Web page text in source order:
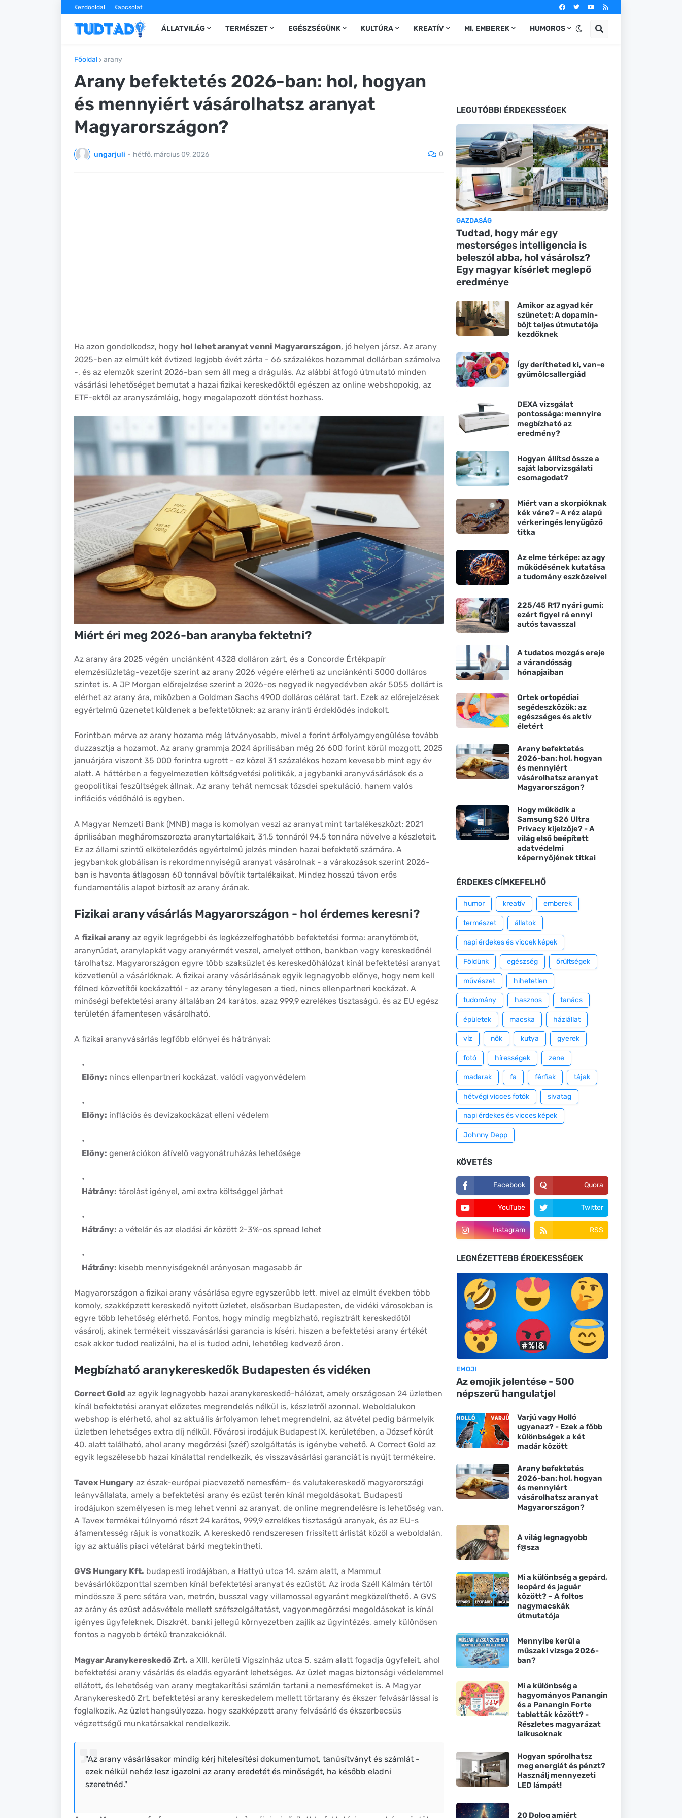
Kezdőoldal Kapcsolat
ÁLLATVILÁG TERMÉSZET EGÉSZSÉGÜNK KULTÚRA KREATÍV MI, EMBEREK HUMOROS
Főoldal arany
Arany befektetés 2026-ban: hol, hogyan
és mennyiért vásárolhatsz aranyat
Magyarországon?
ungarjuli - hétfő, március 09, 2026 0
Ha azon gondolkodsz, hogy hol lehet aranyat venni Magyarországon, jó helyen jársz. Az arany
2025-ben az elmúlt két évtized legjobb évét zárta - 66 százalékos hozammal dollárban számolva
-, és az elemzők szerint 2026-ban sem áll meg a drágulás. Az alábbi átfogó útmutató minden
vásárlási lehetőséget bemutat a hazai fizikai kereskedőktől egészen az online webshopokig, az
ETF-ektől az aranyszámláig, hogy megalapozott döntést hozhass.
Miért éri meg 2026-ban aranyba fektetni?
Az arany ára 2025 végén unciánként 4328 dolláron zárt, és a Concorde Értékpapír
elemzésiüzletág-vezetője szerint az arany 2026 végére elérheti az unciánkénti 5000 dolláros
szintet is. A JP Morgan előrejelzése szerint a 2026-os negyedik negyedévben akár 5055 dollárt is
elérhet az arany ára, miközben a Goldman Sachs 4900 dolláros célárat tart. Ezek az előrejelzések
egyértelmű üzenetet küldenek a befektetőknek: az arany iránti érdeklődés indokolt.
Forintban mérve az arany hozama még látványosabb, mivel a forint árfolyamgyengülése tovább
duzzasztja a hozamot. Az arany grammja 2024 áprilisában még 26 600 forint körül mozgott, 2025
januárjára viszont 35 000 forintra ugrott - ez közel 31 százalékos hozam kevesebb mint egy év
alatt. A háttérben a fegyelmezetlen költségvetési politikák, a jegybanki aranyvásárlások és a
geopolitikai feszültségek állnak. Az arany tehát nemcsak tőzsdei spekuláció, hanem valós
inflációs védőháló is egyben.
A Magyar Nemzeti Bank (MNB) maga is komolyan veszi az aranyat mint tartalékeszközt: 2021
áprilisában megháromszorozta aranytartalékait, 31,5 tonnáról 94,5 tonnára növelve a készleteit.
Ez az állami szintű elköteleződés egyértelmű jelzés minden hazai befektető számára. A
jegybankok globálisan is rekordmennyiségű aranyat vásárolnak - a várakozások szerint 2026-
ban is havonta átlagosan 60 tonnával bővítik tartalékaikat. Mindez hosszú távon erős
fundamentális alapot biztosít az arany árának.
Fizikai arany vásárlás Magyarországon - hol érdemes keresni?
A fizikai arany az egyik legrégebbi és legkézzelfoghatóbb befektetési forma: aranytömböt,
aranyrúdat, aranylapkát vagy aranyérmét veszel, amelyet otthon, bankban vagy kereskedőnél
tárolhatsz. Magyarországon egyre több szaksüzlet és kereskedőhálózat kínál befektetési aranyat
közvetlenül a vásárlóknak. A fizikai arany vásárlásának egyik legnagyobb előnye, hogy nem kell
félned közvetítői kockázattól - az arany ténylegesen a tied, nincs ellenpartneri kockázat. A
minőségi befektetési arany általában 24 karátos, azaz 999,9 ezrelékes tisztaságú, és az EU egész
területén áfamentesen vásárolható.
A fizikai aranyvásárlás legfőbb előnyei és hátrányai:
Előny: nincs ellenpartneri kockázat, valódi vagyonvédelem
Előny: inflációs és devizakockázat elleni védelem
Előny: generációkon átívelő vagyonátruházás lehetősége
Hátrány: tárolást igényel, ami extra költséggel járhat
Hátrány: a vételár és az eladási ár között 2-3%-os spread lehet
Hátrány: kisebb mennyiségeknél arányosan magasabb ár
Magyarországon a fizikai arany vásárlása egyre egyszerűbb lett, mivel az elmúlt években több
komoly, szakképzett kereskedő nyitott üzletet, elsősorban Budapesten, de vidéki városokban is
egyre több lehetőség elérhető. Fontos, hogy mindig megbízható, regisztrált kereskedőtől
vásárolj, akinek termékeit visszavásárlási garancia is kíséri, hiszen a befektetési arany értékét
csak akkor tudod realizálni, ha el is tudod adni, lehetőleg kedvező áron.
Megbízható aranykereskedők Budapesten és vidéken
Correct Gold az egyik legnagyobb hazai aranykereskedő-hálózat, amely országosan 24 üzletben
kínál befektetési aranyat előzetes megrendelés nélkül is, készletről azonnal. Weboldalukon
webshop is elérhető, ahol az aktuális árfolyamon lehet megrendelni, az átvétel pedig bármelyik
üzletben lehetséges extra díj nélkül. Fővárosi irodájuk Budapest IX. kerületében, a József körút
40. alatt található, ahol arany megőrzési (széf) szolgáltatás is igénybe vehető. A Correct Gold az
egyik legszélesebb hazai kínálattal rendelkezik, és visszavásárlási garanciát is nyújt termékeire.
Tavex Hungary az észak-európai piacvezető nemesfém- és valutakereskedő magyarországi
leányvállalata, amely a befektetési arany és ezüst terén kínál megoldásokat. Budapesti
irodájukon személyesen is meg lehet venni az aranyat, de online megrendelésre is lehetőség van.
A Tavex termékei túlnyomó részt 24 karátos, 999,9 ezrelékes tisztaságú aranyak, és az EU-s
áfamentesség rájuk is vonatkozik. A kereskedő rendszeresen frissített árlistát közöl a weboldalán,
így az aktuális piaci vételárat bárki megtekintheti.
GVS Hungary Kft. budapesti irodájában, a Hattyú utca 14. szám alatt, a Mammut
bevásárlóközponttal szemben kínál befektetési aranyat és ezüstöt. Az iroda Széll Kálmán tértől
mindössze 3 perc sétára van, metrón, busszal vagy villamossal egyaránt megközelíthető. A GVS
az arány és ezüst adásvétele mellett széfszolgáltatást, vagyonmegőrzési megoldásokat is kínál
igényes ügyfeleknek. Diszkrét, banki jellegű környezetben zajlik az ügyintézés, amely különösen
fontos a nagyobb értékű tranzakcióknál.
Magyar Aranykereskedő Zrt. a XIII. kerületi Vígszínház utca 5. szám alatt fogadja ügyfeleit, ahol
befektetési arany vásárlás és eladás egyaránt lehetséges. Az üzlet magas biztonsági védelemmel
ellátott, és lehetőség van arany megtakarítási számlán tartani a nemesfémeket is. A Magyar
Aranykereskedő Zrt. befektetési arany kereskedelem mellett törtarany és ékszer felvásárlással is
foglalkozik. Az üzlet hangsúlyozza, hogy szakképzett arany felvásárló és ékszerbecsüs
végzettségű munkatársakkal rendelkezik.
"Az arany vásárlásakor mindig kérj hitelesítési dokumentumot, tanúsítványt és számlát -
ezek nélkül nehéz lesz igazolni az arany eredetét és minőségét, ha később eladni
szeretnéd."
LEGUTÓBBI ÉRDEKESSÉGEK
GAZDASÁG
Tudtad, hogy már egy
mesterséges intelligencia is
beleszól abba, hol vásárolsz?
Egy magyar kísérlet meglepő
eredménye
Amikor az agyad kér
szünetet: A dopamin-
böjt teljes útmutatója
kezdőknek
Így derítheted ki, van-e
gyümölcsallergiád
DEXA vizsgálat
pontossága: mennyire
megbízható az
eredmény?
Hogyan állítsd össze a
saját laborvizsgálati
csomagodat?
Miért van a skorpióknak
kék vére? - A réz alapú
vérkeringés lenyűgöző
titka
Az elme térképe: az agy
működésének kutatása
a tudomány eszközeivel
225/45 R17 nyári gumi:
ezért figyel rá ennyi
autós tavasszal
A tudatos mozgás ereje
a várandósság
hónapjaiban
Ortek ortopédiai
segédeszközök: az
egészséges és aktív
életért
Arany befektetés
2026-ban: hol, hogyan
és mennyiért
vásárolhatsz aranyat
Magyarországon?
Hogy működik a
Samsung S26 Ultra
Privacy kijelzője? - A
világ első beépített
adatvédelmi
képernyőjének titkai
ÉRDEKES CÍMKEFELHŐ
humor kreatív emberek
természet állatok
napi érdekes és viccek képek
Földünk egészség őrültségek
művészet hihetetlen
tudomány hasznos tanács
épületek macska háziállat
víz nők kutya gyerek
fotó hírességek zene
madarak fa férfiak tájak
hétvégi vicces fotók sivatag
napi érdekes és vicces képek
Johnny Depp
KÖVETÉS
Facebook Quora
YouTube Twitter
Instagram RSS
LEGNÉZETTEBB ÉRDEKESSÉGEK
EMOJI
Az emojik jelentése - 500
népszerű hangulatjel
Varjú vagy Holló
ugyanaz? - Ezek a főbb
különbségek a két
madár között
Arany befektetés
2026-ban: hol, hogyan
és mennyiért
vásárolhatsz aranyat
Magyarországon?
A világ legnagyobb
f@sza
Mi a különbség a gepárd,
leopárd és jaguár
között? – A foltos
nagymacskák
útmutatója
Mennyibe kerül a
műszaki vizsga 2026-
ban?
Mi a különbség a
hagyományos Panangin
és a Panangin Forte
tabletták között? -
Részletes magyarázat
laikusoknak
Hogyan spórolhatsz
meg energiát és pénzt?
Használj mennyezeti
LED lámpát!
20 Dolog amiért